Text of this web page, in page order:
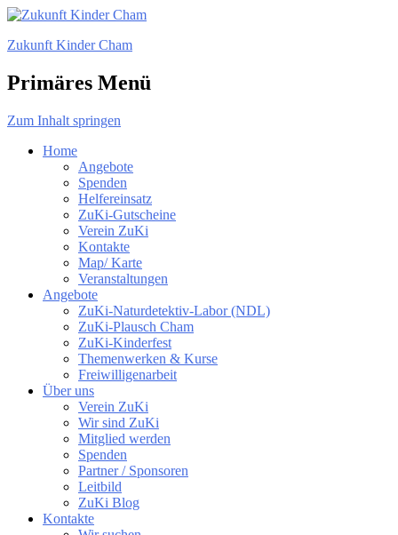
Zukunft Kinder Cham
Primäres Menü
Zum Inhalt springen
Home
Angebote
Spenden
Helfereinsatz
ZuKi-Gutscheine
Verein ZuKi
Kontakte
Map/ Karte
Veranstaltungen
Angebote
ZuKi-Naturdetektiv-Labor (NDL)
ZuKi-Plausch Cham
ZuKi-Kinderfest
Themenwerken & Kurse
Freiwilligenarbeit
Über uns
Verein ZuKi
Wir sind ZuKi
Mitglied werden
Spenden
Partner / Sponsoren
Leitbild
ZuKi Blog
Kontakte